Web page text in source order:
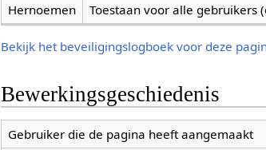
Hernoemen
Toestaan voor alle gebruikers
Bekijk het beveiligingslogboek voor deze
Bewerkingsgeschiedenis
Gebruiker die de pagina heeft aangemaakt